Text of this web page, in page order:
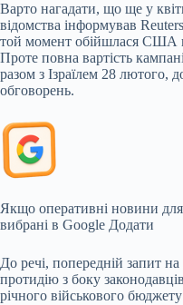
Варто нагадати, що ще у
відомства інформував
той момент обійшлася США
Проте повна вартість
разом з Ізраїлем 28 лютого,
обговорень.
Якщо оперативні новини
вибрані в Google Додати
До речі, попередній запит на
протидію з боку
річного військового